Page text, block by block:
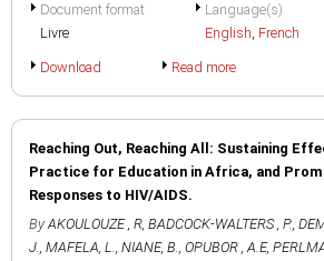
Document format
Livre
Language(s)
English, French
Download Read more
Reaching Out, Reaching All: Sustaining
Practice for Education in Africa, and
Responses to HIV/AIDS.
By AKOULOUZE , R, BADCOCK-WALTERS , P.,
J., MAFELA, L., NIANE, B., OPUBOR , A.E,